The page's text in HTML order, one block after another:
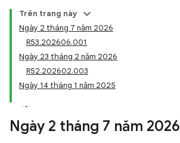
Trên trang này
Ngày 2 tháng 7 năm 2026
R53.202606.001
Ngày 23 tháng 2 năm 2026
R52.202602.003
Ngày 14 tháng 1 năm 2025
Ngày 2 tháng 7 năm 2026